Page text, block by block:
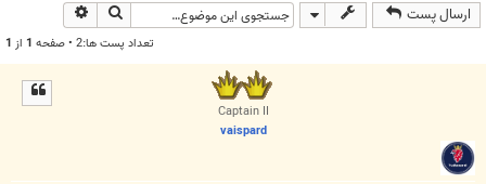
ارسال پست جستجو
تعداد پست ها:2 • صفحه 1 از 1
Captain II
vaispard